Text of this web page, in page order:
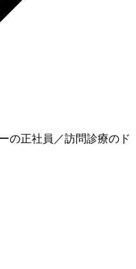
の正社員／訪問診療のド